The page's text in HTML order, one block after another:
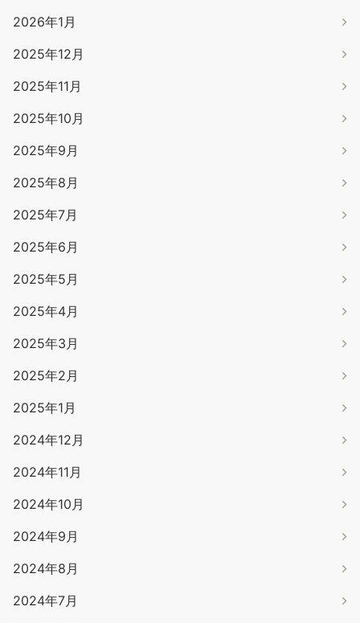
2026年1月
2025年12月
2025年11月
2025年10月
2025年9月
2025年8月
2025年7月
2025年6月
2025年5月
2025年4月
2025年3月
2025年2月
2025年1月
2024年12月
2024年11月
2024年10月
2024年9月
2024年8月
2024年7月